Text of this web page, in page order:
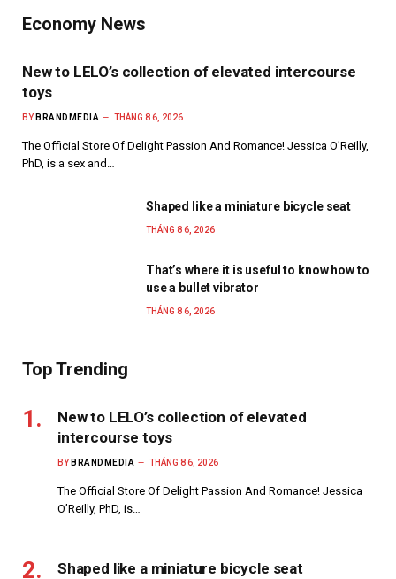
Economy News
New to LELO’s collection of elevated intercourse
toys
BY BRANDMEDIA THÁNG 8 6, 2026
The Official Store Of Delight Passion And Romance! Jessica O’Reilly,
PhD, is a sex and…
Shaped like a miniature bicycle seat
THÁNG 8 6, 2026
That’s where it is useful to know how to
use a bullet vibrator
THÁNG 8 6, 2026
Top Trending
New to LELO’s collection of elevated
intercourse toys
BY BRANDMEDIA THÁNG 8 6, 2026
The Official Store Of Delight Passion And Romance! Jessica
O’Reilly, PhD, is…
Shaped like a miniature bicycle seat